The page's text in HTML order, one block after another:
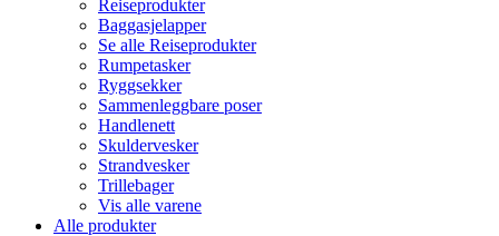
Reiseprodukter
Baggasjelapper
Se alle Reiseprodukter
Rumpetasker
Ryggsekker
Sammenleggbare poser
Handlenett
Skuldervesker
Strandvesker
Trillebager
Vis alle varene
Alle produkter